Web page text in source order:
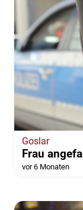
Goslar
Frau
vor 6 Monaten